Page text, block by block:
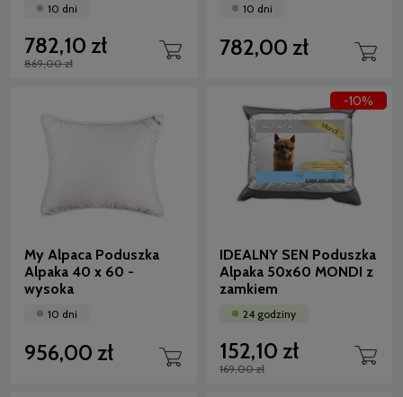
10 dni
782,10 zł
869,00 zł
10 dni
782,00 zł
My Alpaca Poduszka
Alpaka 40 x 60 -
wysoka
10 dni
956,00 zł
IDEALNY SEN Poduszka
Alpaka 50x60 MONDI z
zamkiem
24 godziny
152,10 zł
169,00 zł
-10%